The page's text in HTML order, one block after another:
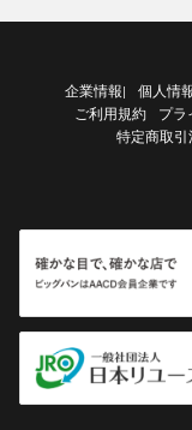
企業情報| 個人情
ご利用規約 プラ
特定商取